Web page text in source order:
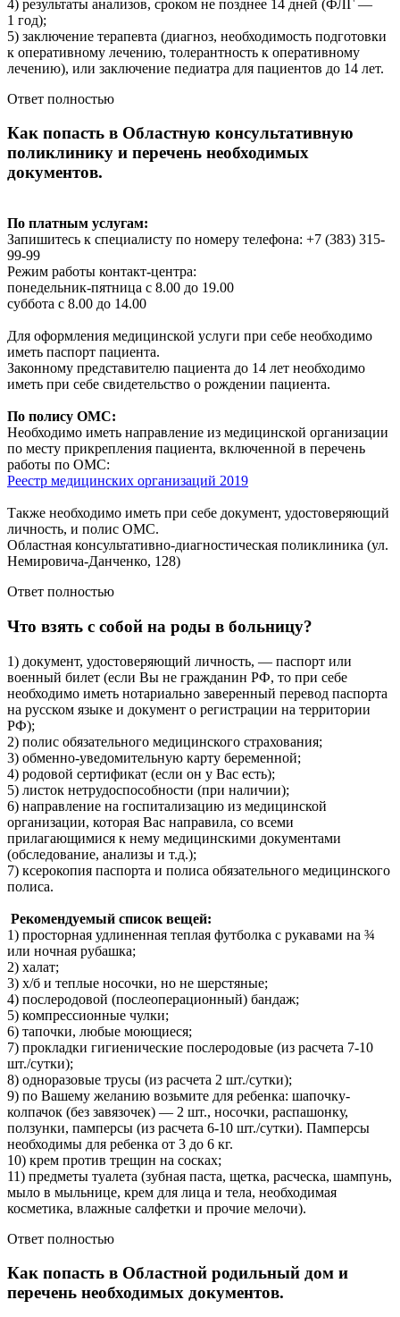
4) результаты анализов, сроком не позднее 14 дней (ФЛГ —
1 год);
5) заключение терапевта (диагноз, необходимость подготовки
к оперативному лечению, толерантность к оперативному
лечению), или заключение педиатра для пациентов до 14 лет.
Ответ полностью
Как попасть в Областную консультативную
поликлинику и перечень необходимых
документов.
По платным услугам:
Запишитесь к специалисту по номеру телефона: +7 (383) 315-
99-99
Режим работы контакт-центра:
понедельник-пятница с 8.00 до 19.00
суббота с 8.00 до 14.00
Для оформления медицинской услуги при себе необходимо
иметь паспорт пациента.
Законному представителю пациента до 14 лет необходимо
иметь при себе свидетельство о рождении пациента.
По полису ОМС:
Необходимо иметь направление из медицинской организации
по месту прикрепления пациента, включенной в перечень
работы по ОМС:
Реестр медицинских организаций 2019
Также необходимо иметь при себе документ, удостоверяющий
личность, и полис ОМС.
Областная консультативно-диагностическая поликлиника (ул.
Немировича-Данченко, 128)
Ответ полностью
Что взять с собой на роды в больницу?
1) документ, удостоверяющий личность, — паспорт или
военный билет (если Вы не гражданин РФ, то при себе
необходимо иметь нотариально заверенный перевод паспорта
на русском языке и документ о регистрации на территории
РФ);
2) полис обязательного медицинского страхования;
3) обменно-уведомительную карту беременной;
4) родовой сертификат (если он у Вас есть);
5) листок нетрудоспособности (при наличии);
6) направление на госпитализацию из медицинской
организации, которая Вас направила, со всеми
прилагающимися к нему медицинскими документами
(обследование, анализы и т.д.);
7) ксерокопия паспорта и полиса обязательного медицинского
полиса.
Рекомендуемый список вещей:
1) просторная удлиненная теплая футболка с рукавами на ¾
или ночная рубашка;
2) халат;
3) х/б и теплые носочки, но не шерстяные;
4) послеродовой (послеоперационный) бандаж;
5) компрессионные чулки;
6) тапочки, любые моющиеся;
7) прокладки гигиенические послеродовые (из расчета 7-10
шт./сутки);
8) одноразовые трусы (из расчета 2 шт./сутки);
9) по Вашему желанию возьмите для ребенка: шапочку-
колпачок (без завязочек) — 2 шт., носочки, распашонку,
ползунки, памперсы (из расчета 6-10 шт./сутки). Памперсы
необходимы для ребенка от 3 до 6 кг.
10) крем против трещин на сосках;
11) предметы туалета (зубная паста, щетка, расческа, шампунь,
мыло в мыльнице, крем для лица и тела, необходимая
косметика, влажные салфетки и прочие мелочи).
Ответ полностью
Как попасть в Областной родильный дом и
перечень необходимых документов.